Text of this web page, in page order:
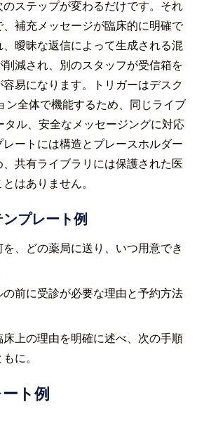
ステップが変わるだけです。それ
補充メッセージが臨床的に明確で
曖昧な返信によって生成される混
減され、別のスタッフが受信箱を
易になります。トリガーはデスク
ン全体で機能するため、同じライブ
タル、安全なメッセージングに対応
ートには構造とプレースホルダー
共有ライブラリには保護された医
はありません。
プレート例
、どの薬局に送り、いつ用意でき
前に受診が必要な理由と予約方法
床上の理由を明確に述べ、次の手順
に。
ト例